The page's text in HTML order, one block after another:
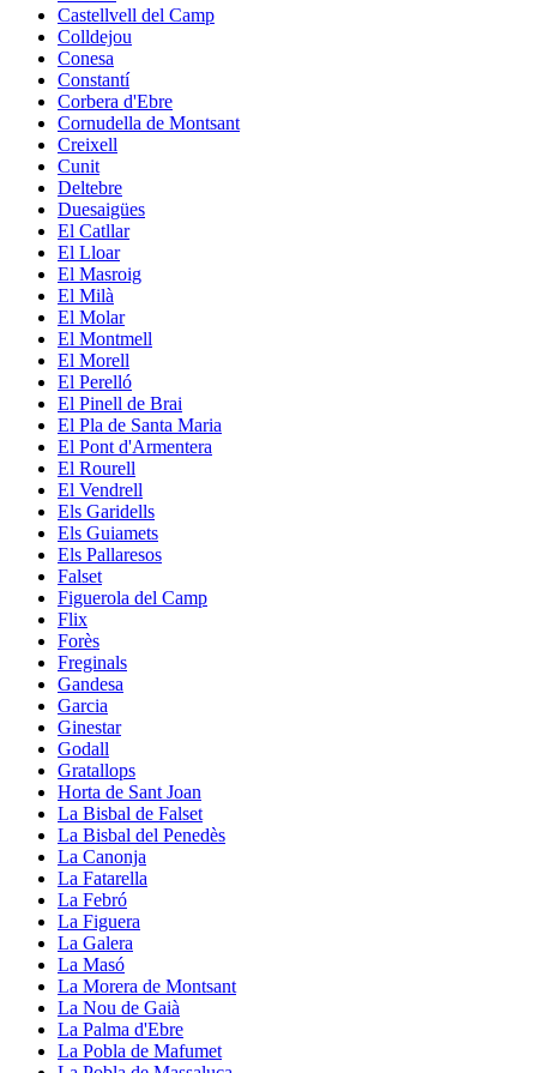
Castellvell del Camp
Colldejou
Conesa
Constantí
Corbera d'Ebre
Cornudella de Montsant
Creixell
Cunit
Deltebre
Duesaigües
El Catllar
El Lloar
El Masroig
El Milà
El Molar
El Montmell
El Morell
El Perelló
El Pinell de Brai
El Pla de Santa Maria
El Pont d'Armentera
El Rourell
El Vendrell
Els Garidells
Els Guiamets
Els Pallaresos
Falset
Figuerola del Camp
Flix
Forès
Freginals
Gandesa
Garcia
Ginestar
Godall
Gratallops
Horta de Sant Joan
La Bisbal de Falset
La Bisbal del Penedès
La Canonja
La Fatarella
La Febró
La Figuera
La Galera
La Masó
La Morera de Montsant
La Nou de Gaià
La Palma d'Ebre
La Pobla de Mafumet